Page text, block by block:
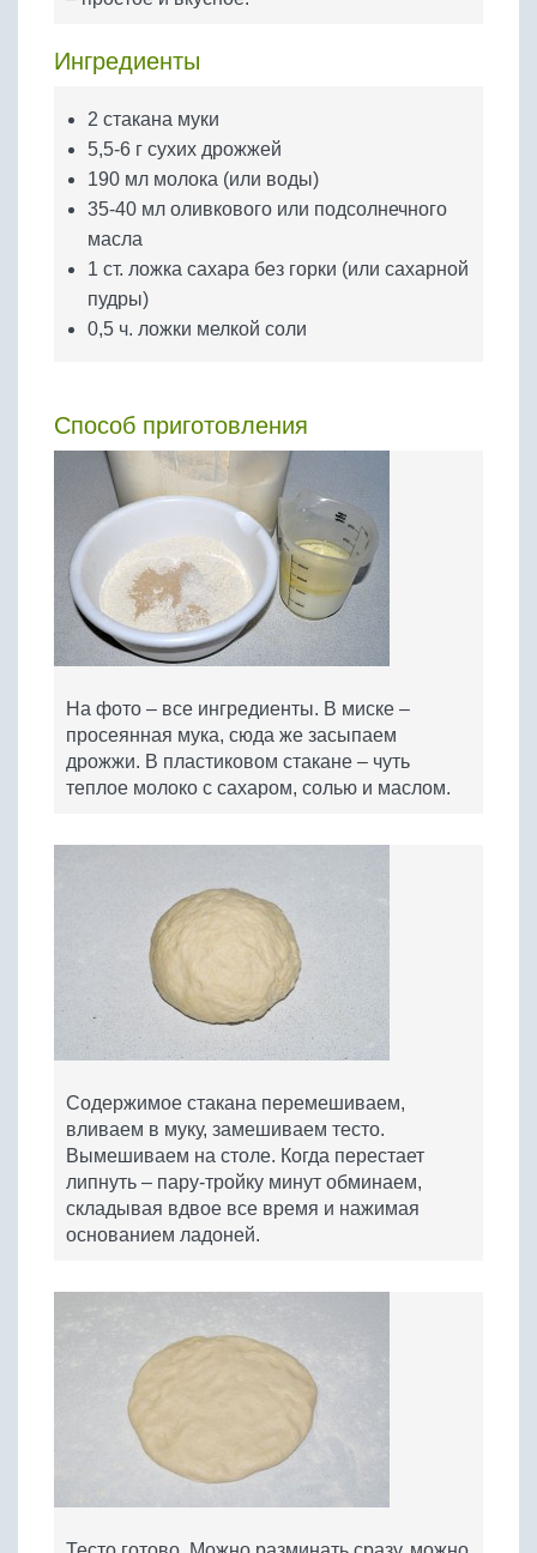
Бобовые
Ингредиенты
2 стакана муки
5,5-6 г сухих дрожжей
190 мл молока (или воды)
35-40 мл оливкового или подсолнечного
масла
1 ст. ложка сахара без горки (или сахарной
пудры)
0,5 ч. ложки мелкой соли
Способ приготовления
На фото – все ингредиенты. В миске –
просеянная мука, сюда же засыпаем
дрожжи. В пластиковом стакане – чуть
теплое молоко с сахаром, солью и маслом.
Содержимое стакана перемешиваем,
вливаем в муку, замешиваем тесто.
Вымешиваем на столе. Когда перестает
липнуть – пару-тройку минут обминаем,
складывая вдвое все время и нажимая
основанием ладоней.